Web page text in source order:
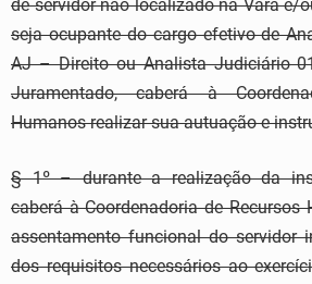
de servidor não localizado na Vara e/
seja ocupante do cargo efetivo de
AJ – Direito ou Analista Judiciário
Juramentado, caberá à
Humanos realizar sua autuação e
§ 1º – durante a realização da
caberá à Coordenadoria de Recursos
assentamento funcional do servidor
dos requisitos necessários ao